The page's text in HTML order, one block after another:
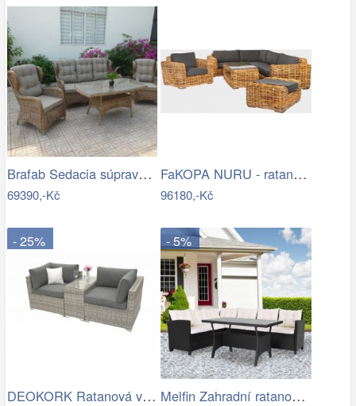
Brafab Sedacia súprava béžová ROSITA -…
69390,-Kč
FaKOPA NURU - ratanová sestava Marina…
96180,-Kč
- 25%
DEOKORK Ratanová variabilní sestava…
- 5%
Melfin Zahradní ratanová sestava…